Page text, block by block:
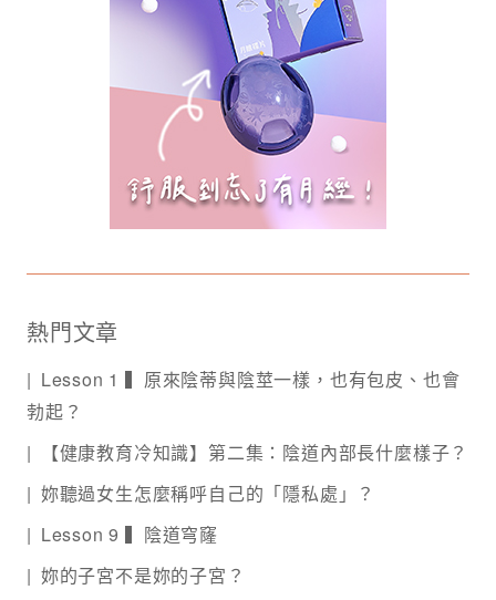
熱門文章
Lesson 1 ▍原來陰蒂與陰莖一樣，也有包皮、也會
勃起？
【健康教育冷知識】第二集：陰道內部長什麼樣子？
妳聽過女生怎麼稱呼自己的「隱私處」？
Lesson 9 ▍陰道穹窿
妳的子宮不是妳的子宮？